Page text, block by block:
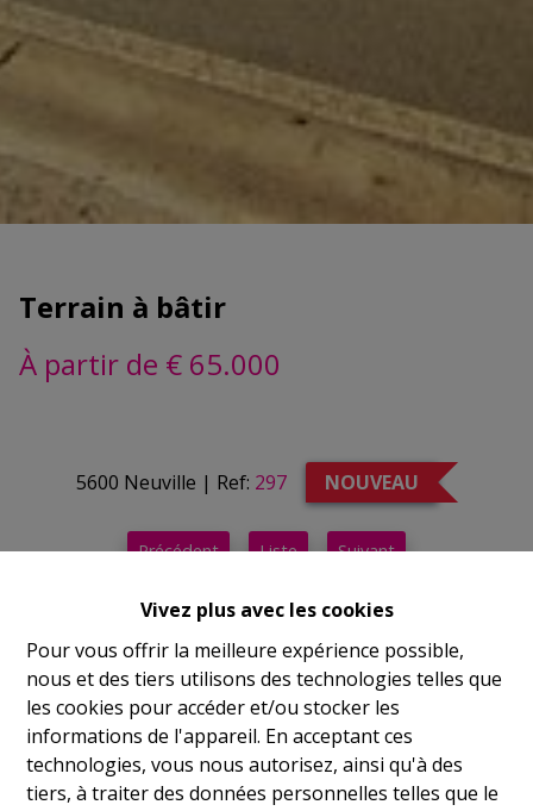
Vivez plus avec les cookies
Pour vous offrir la meilleure expérience possible,
nous et des tiers utilisons des technologies telles que
les cookies pour accéder et/ou stocker les
informations de l'appareil. En acceptant ces
technologies, vous nous autorisez, ainsi qu'à des
tiers, à traiter des données personnelles telles que le
Terrain à bâtir
À partir de € 65.000
5600 Neuville | Ref: 297 NOUVEAU
Précédent Liste Suivant
Demande d'informations
Document d'offre
850 m²